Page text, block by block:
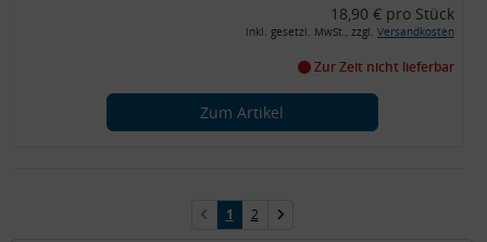
18,90 € pro Stück
inkl. gesetzl. MwSt., zzgl. Versandkosten
Zur Zeit nicht lieferbar
Zum Artikel
1 2